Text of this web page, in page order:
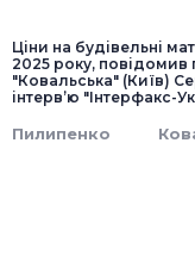
Ціни на будівельні
2025 року, повідомив
"Ковальська" (Київ)
інтерв’ю "Інтерфакс-
Пилипенко